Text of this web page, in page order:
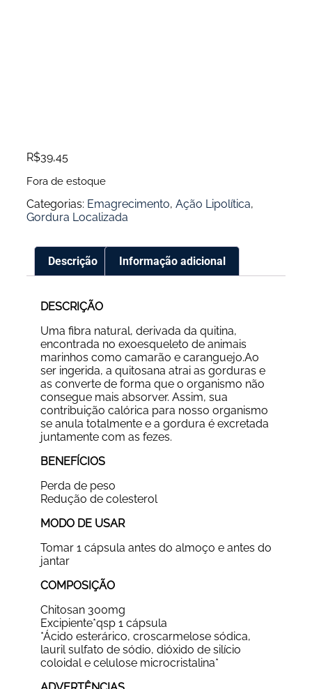
R$39,45
Fora de estoque
Categorias: Emagrecimento, Ação Lipolítica,
Gordura Localizada
Descrição Informação adicional
DESCRIÇÃO
Uma fibra natural, derivada da quitina,
encontrada no exoesqueleto de animais
marinhos como camarão e caranguejo.Ao
ser ingerida, a quitosana atrai as gorduras e
as converte de forma que o organismo não
consegue mais absorver. Assim, sua
contribuição calórica para nosso organismo
se anula totalmente e a gordura é excretada
juntamente com as fezes.
BENEFÍCIOS
Perda de peso
Redução de colesterol
MODO DE USAR
Tomar 1 cápsula antes do almoço e antes do
jantar
COMPOSIÇÃO
Chitosan 300mg
Excipiente*qsp 1 cápsula
*Ácido esterárico, croscarmelose sódica,
lauril sulfato de sódio, dióxido de silício
coloidal e celulose microcristalina*